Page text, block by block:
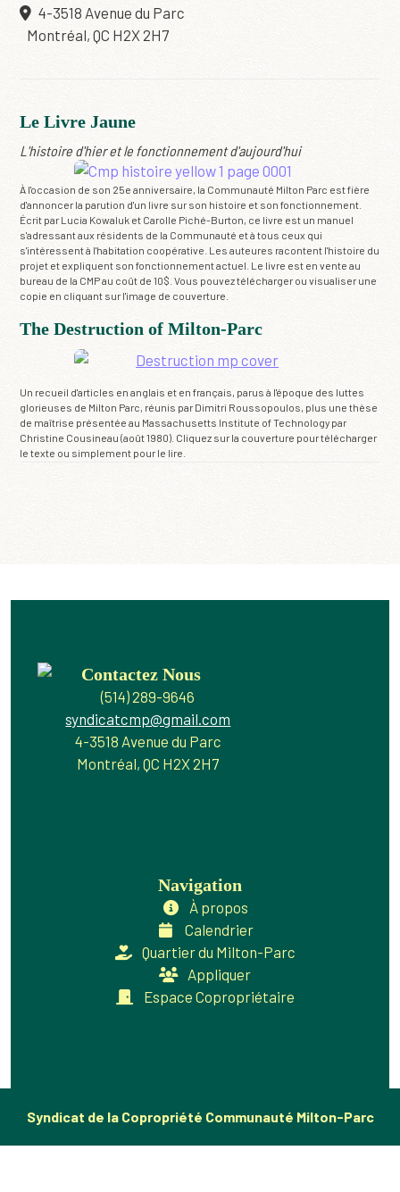
4-3518 Avenue du Parc
Montréal, QC H2X 2H7
Le Livre Jaune
L'histoire d'hier et le fonctionnement d'aujourd'hui
À l'occasion de son 25e anniversaire, la Communauté Milton Parc est fière
d'annoncer la parution d'un livre sur son histoire et son fonctionnement.
Écrit par Lucia Kowaluk et Carolle Piché-Burton, ce livre est un manuel
s'adressant aux résidents de la Communauté et à tous ceux qui
s'intéressent à l'habitation coopérative. Les auteures racontent l'histoire du
projet et expliquent son fonctionnement actuel. Le livre est en vente au
bureau de la CMP au coût de 10$. Vous pouvez télécharger ou visualiser une
copie en cliquant sur l'image de couverture.
The Destruction of Milton-Parc
Un recueil d'articles en anglais et en français, parus à l'époque des luttes
glorieuses de Milton Parc, réunis par Dimitri Roussopoulos, plus une thèse
de maîtrise présentée au Massachusetts Institute of Technology par
Christine Cousineau (août 1980). Cliquez sur la couverture pour télécharger
le texte ou simplement pour le lire.
Contactez Nous
(514) 289-9646
syndicatcmp@gmail.com
4-3518 Avenue du Parc
Montréal, QC H2X 2H7
Navigation
À propos
Calendrier
Quartier du Milton-Parc
Appliquer
Espace Copropriétaire
Syndicat de la Copropriété Communauté Milton-Parc